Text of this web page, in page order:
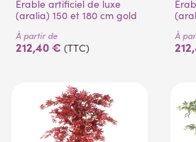
Erable artificiel de luxe
(aralia) 150 et 180 cm gold
À partir de
212,40 € (TTC)
Erable artificiel de luxe
À